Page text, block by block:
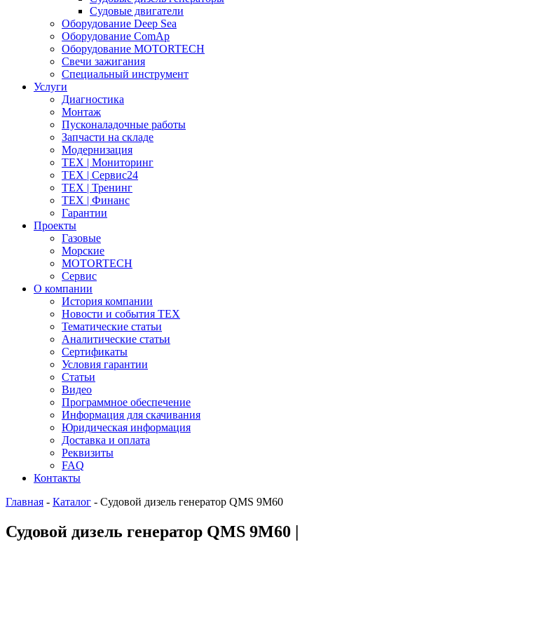
Судовые двигатели
Оборудование Deep Sea
Оборудование ComAp
Оборудование MOTORTECH
Свечи зажигания
Специальный инструмент
Услуги
Диагностика
Монтаж
Пусконаладочные работы
Запчасти на складе
Модернизация
ТЕХ | Мониторинг
ТЕХ | Сервис24
ТЕХ | Тренинг
ТЕХ | Финанс
Гарантии
Проекты
Газовые
Морские
MOTORTECH
Сервис
О компании
История компании
Новости и события ТЕХ
Тематические статьи
Аналитические статьи
Сертификаты
Условия гарантии
Статьи
Видео
Программное обеспечение
Информация для скачивания
Юридическая информация
Доставка и оплата
Реквизиты
FAQ
Контакты
Главная - Каталог - Судовой дизель генератор QMS 9M60
Судовой дизель генератор QMS 9M60 |